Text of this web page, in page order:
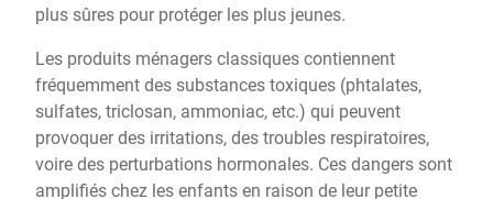
plus sûres pour protéger les plus jeunes.
Les produits ménagers classiques contiennent
fréquemment des substances toxiques (phtalates,
sulfates, triclosan, ammoniac, etc.) qui peuvent
provoquer des irritations, des troubles respiratoires,
voire des perturbations hormonales. Ces dangers sont
amplifiés chez les enfants en raison de leur petite